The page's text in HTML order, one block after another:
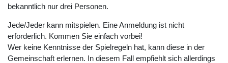
bekanntlich nur drei Personen.
Jede/Jeder kann mitspielen. Eine Anmeldung ist nicht
erforderlich. Kommen Sie einfach vorbei!
Wer keine Kenntnisse der Spielregeln hat, kann diese in der
Gemeinschaft erlernen. In diesem Fall empfiehlt sich allerdings